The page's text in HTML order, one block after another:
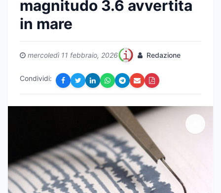
magnitudo 3.6 avvertita
in mare
mercoledì 11 febbraio, 2026 Redazione
Condividi: